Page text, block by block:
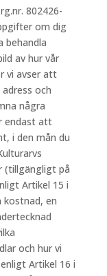
802426-
om dig
behandla
av hur vår
vi avser att
och
några
endast att
i den mån du
(tillgängligt på
Artikel 15 i
en
och hur vi
Artikel 16 i